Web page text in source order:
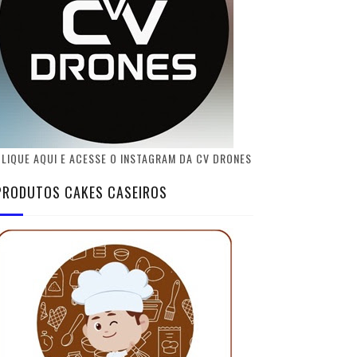
AQUI E ACESSE O INSTAGRAM DA CV DRONES
CAKES CASEIROS